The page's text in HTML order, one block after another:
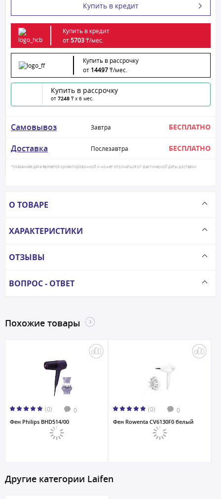
Купить в кредит
Купить в кредит
от5703₸/мес.
Купить в рассрочку
от 14497₸/мес.
Купить в рассрочку
от 7248 ₸ x 6 мес.
Самовывоз Завтра БЕСПЛАТНО
Доставка Послезавтра БЕСПЛАТНО
*Указанная дата является ориентировочной и может отличаться от фактической даты доставки
О ТОВАРЕ
ХАРАКТЕРИСТИКИ
ОТЗЫВЫ
ВОПРОС - ОТВЕТ
Похожие товары
(0) 0
Фен Philips BHD514/00
(0) 0
Фен Rowenta CV6130F0 белый
Другие категории Laifen